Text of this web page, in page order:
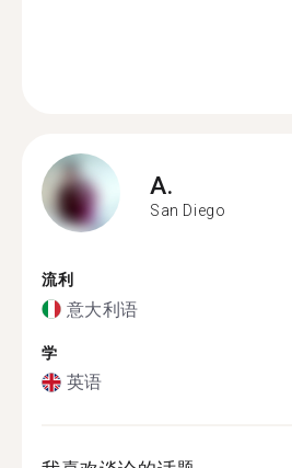
A.
San Diego
流利
意大利语
学
英语